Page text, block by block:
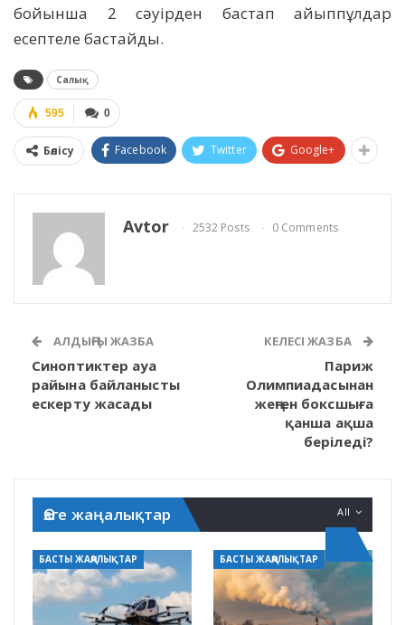
бойынша 2 сәуірден бастап айыппұлдар
есептеле бастайды.
Салық
0
595
Бөлісу Facebook Twitter Google+
Avtor 2532 Posts 0 Comments
АЛДЫҢҒЫ ЖАЗБА
Синоптиктер ауа
райына байланысты
ескерту жасады
КЕЛЕСІ ЖАЗБА
Париж
Олимпиадасынан
жеңген боксшыға
қанша ақша
беріледі?
All
Өзге жаңалықтар
БАСТЫ ЖАҢАЛЫҚТАР БАСТЫ ЖАҢАЛЫҚТАР